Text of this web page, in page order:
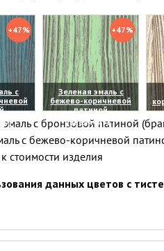
+47%
с
+47%
Зеленая эмаль с
бежево-коричневой
патиной
(увеличить)
с бронзовой патиной
с бежево-коричневой
стоимости изделия
данных цветов с